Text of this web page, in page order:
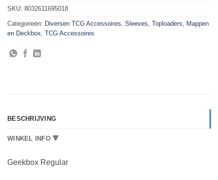
SKU: 8032611695018
Categorieën: Diversen TCG Accessoires, Sleeves, Toploaders, Mappen
en Deckbox, TCG Accessoires
BESCHRIJVING
WINKEL INFO 🔻
Geekbox Regular